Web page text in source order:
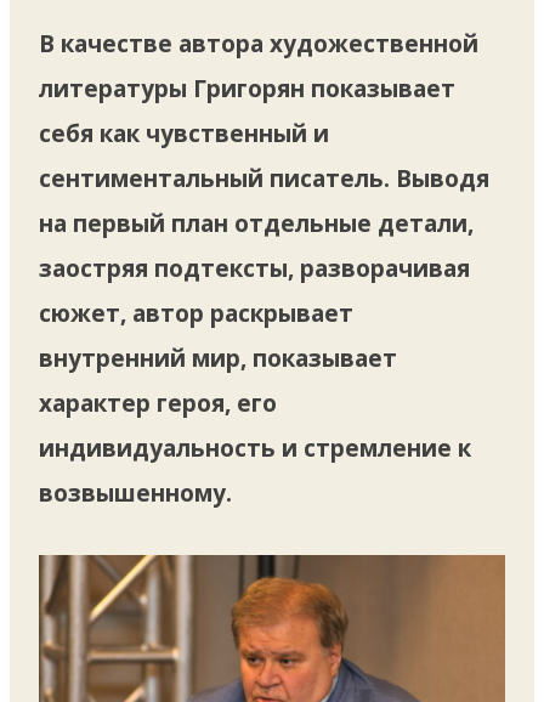
В качестве автора художественной
литературы Григорян показывает
себя как чувственный и
сентиментальный писатель. Выводя
на первый план отдельные детали,
заостряя подтексты, разворачивая
сюжет, автор раскрывает
внутренний мир, показывает
характер героя, его
индивидуальность и стремление к
возвышенному.